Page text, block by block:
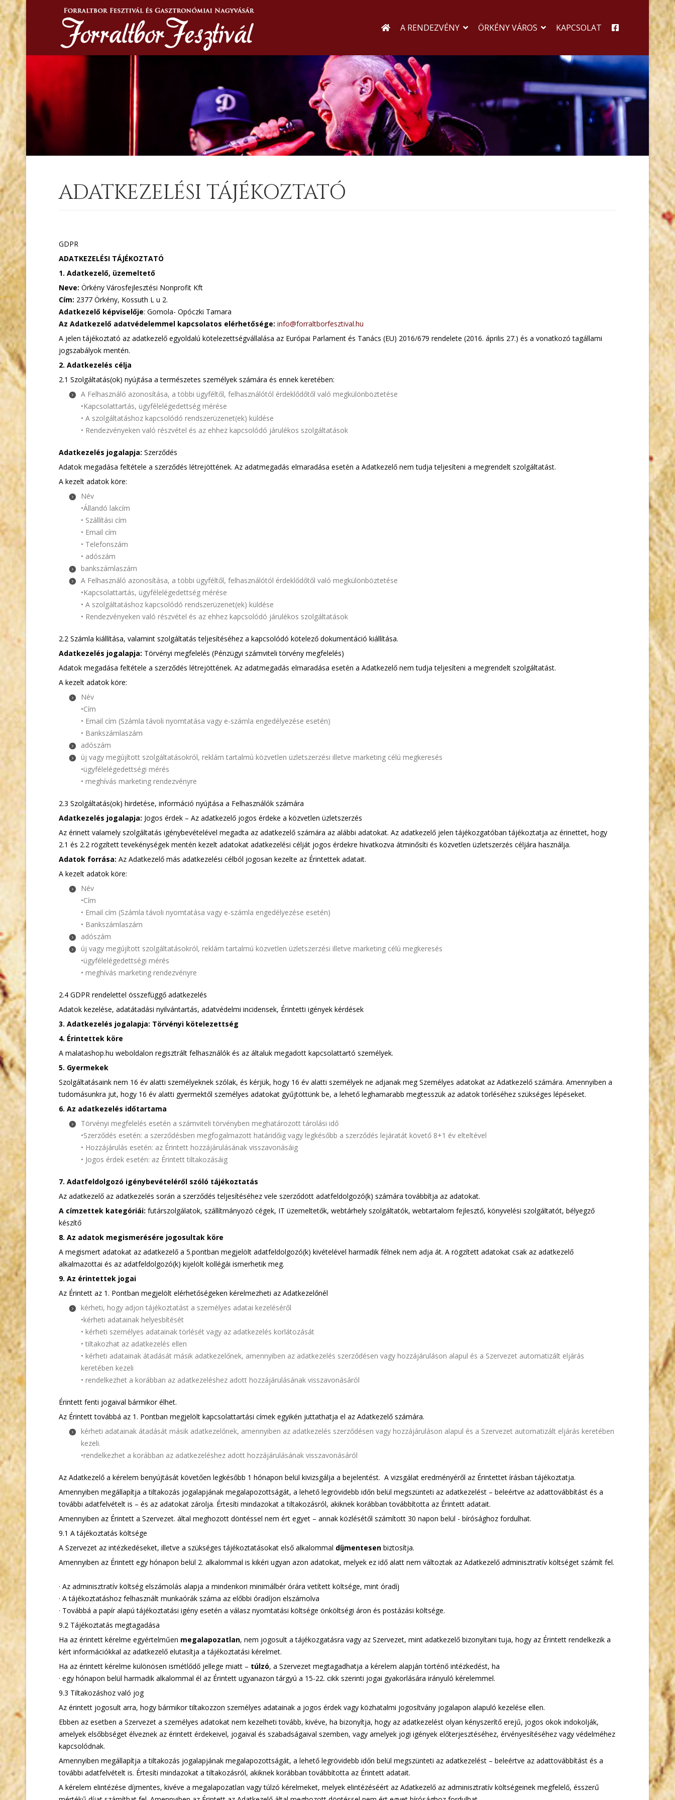
A RENDEZVÉNY ÖRKÉNY VÁROS KAPCSOLAT
ADATKEZELÉSI TÁJÉKOZTATÓ
GDPR
ADATKEZELÉSI TÁJÉKOZTATÓ
1. Adatkezelő, üzemeltető
Neve: Örkény Városfejlesztési Nonprofit Kft
Cím: 2377 Örkény, Kossuth L u 2.
Adatkezelő képviselője: Gomola- Opóczki Tamara
Az Adatkezelő adatvédelemmel kapcsolatos elérhetősége: info@forraltborfesztival.hu
A jelen tájékoztató az adatkezelő egyoldalú kötelezettségvállalása az Európai Parlament és Tanács (EU) 2016/679 rendelete (2016. április 27.) és a vonatkozó tagállami
jogszabályok mentén.
2. Adatkezelés célja
2.1 Szolgáltatás(ok) nyújtása a természetes személyek számára és ennek keretében:
A Felhasználó azonosítása, a többi ügyféltől, felhasználótól érdeklődőtől való megkülönböztetése
•Kapcsolattartás, ügyfélelégedettség mérése
• A szolgáltatáshoz kapcsolódó rendszerüzenet(ek) küldése
• Rendezvényeken való részvétel és az ehhez kapcsolódó járulékos szolgáltatások
Adatkezelés jogalapja: Szerződés
Adatok megadása feltétele a szerződés létrejöttének. Az adatmegadás elmaradása esetén a Adatkezelő nem tudja teljesíteni a megrendelt szolgáltatást.
A kezelt adatok köre:
Név
•Állandó lakcím
• Szállítási cím
• Email cím
• Telefonszám
• adószám
bankszámlaszám
A Felhasználó azonosítása, a többi ügyféltől, felhasználótól érdeklődőtől való megkülönböztetése
•Kapcsolattartás, ügyfélelégedettség mérése
• A szolgáltatáshoz kapcsolódó rendszerüzenet(ek) küldése
• Rendezvényeken való részvétel és az ehhez kapcsolódó járulékos szolgáltatások
2.2 Számla kiállítása, valamint szolgáltatás teljesítéséhez a kapcsolódó kötelező dokumentáció kiállítása.
Adatkezelés jogalapja: Törvényi megfelelés (Pénzügyi számviteli törvény megfelelés)
Adatok megadása feltétele a szerződés létrejöttének. Az adatmegadás elmaradása esetén a Adatkezelő nem tudja teljesíteni a megrendelt szolgáltatást.
A kezelt adatok köre:
Név
•Cím
• Email cím (Számla távoli nyomtatása vagy e-számla engedélyezése esetén)
• Bankszámlaszám
adószám
új vagy megújított szolgáltatásokról, reklám tartalmú közvetlen üzletszerzési illetve marketing célú megkeresés
•ügyfélelégedettségi mérés
• meghívás marketing rendezvényre
2.3 Szolgáltatás(ok) hirdetése, információ nyújtása a Felhasználók számára
Adatkezelés jogalapja: Jogos érdek – Az adatkezelő jogos érdeke a közvetlen üzletszerzés
Az érinett valamely szolgáltatás igénybevételével megadta az adatkezelő számára az alábbi adatokat. Az adatkezelő jelen tájékozgatóban tájékoztatja az érinettet, hogy
2.1 és 2.2 rögzített tevekénységek mentén kezelt adatokat adatkezelési célját jogos érdekre hivatkozva átminősíti és közvetlen üzletszerzés céljára használja.
Adatok forrása: Az Adatkezelő más adatkezelési célból jogosan kezelte az Érintettek adatait.
A kezelt adatok köre:
Név
•Cím
• Email cím (Számla távoli nyomtatása vagy e-számla engedélyezése esetén)
• Bankszámlaszám
adószám
új vagy megújított szolgáltatásokról, reklám tartalmú közvetlen üzletszerzési illetve marketing célú megkeresés
•ügyfélelégedettségi mérés
• meghívás marketing rendezvényre
2.4 GDPR rendelettel összefüggő adatkezelés
Adatok kezelése, adatátadási nyilvántartás, adatvédelmi incidensek, Érintetti igények kérdések
3. Adatkezelés jogalapja: Törvényi kötelezettség
4. Érintettek köre
A malatashop.hu weboldalon regisztrált felhasználók és az általuk megadott kapcsolattartó személyek.
5. Gyermekek
Szolgáltatásaink nem 16 év alatti személyeknek szólak, és kérjük, hogy 16 év alatti személyek ne adjanak meg Személyes adatokat az Adatkezelő számára. Amennyiben a
tudomásunkra jut, hogy 16 év alatti gyermektől személyes adatokat gyűjtöttünk be, a lehető leghamarabb megtesszük az adatok törléséhez szükséges lépéseket.
6. Az adatkezelés időtartama
Törvényi megfelelés esetén a számviteli törvényben meghatározott tárolási idő
•Szerződés esetén: a szerződésben megfogalmazott határidőig vagy legkésőbb a szerződés lejáratát követő 8+1 év elteltével
• Hozzájárulás esetén: az Érintett hozzájárulásának visszavonásáig
• Jogos érdek esetén: az Érintett tiltakozásáig
7. Adatfeldolgozó igénybevételéről szóló tájékoztatás
Az adatkezelő az adatkezelés során a szerződés teljesítéséhez vele szerződött adatfeldolgozó(k) számára továbbítja az adatokat.
A címzettek kategóriái: futárszolgálatok, szállítmányozó cégek, IT üzemeltetők, webtárhely szolgáltatók, webtartalom fejlesztő, könyvelési szolgáltatót, bélyegző
készítő
8. Az adatok megismerésére jogosultak köre
A megismert adatokat az adatkezelő a 5.pontban megjelölt adatfeldolgozó(k) kivételével harmadik félnek nem adja át. A rögzített adatokat csak az adatkezelő
alkalmazottai és az adatfeldolgozó(k) kijelölt kollégái ismerhetik meg.
9. Az érintettek jogai
Az Érintett az 1. Pontban megjelölt elérhetőségeken kérelmezheti az Adatkezelőnél
kérheti, hogy adjon tájékoztatást a személyes adatai kezeléséről
•kérheti adatainak helyesbítését
• kérheti személyes adatainak törlését vagy az adatkezelés korlátozását
• tiltakozhat az adatkezelés ellen
• kérheti adatainak átadását másik adatkezelőnek, amennyiben az adatkezelés szerződésen vagy hozzájáruláson alapul és a Szervezet automatizált eljárás
keretében kezeli
• rendelkezhet a korábban az adatkezeléshez adott hozzájárulásának visszavonásáról
Érintett fenti jogaival bármikor élhet.
Az Érintett továbbá az 1. Pontban megjelölt kapcsolattartási címek egyikén juttathatja el az Adatkezelő számára.
kérheti adatainak átadását másik adatkezelőnek, amennyiben az adatkezelés szerződésen vagy hozzájáruláson alapul és a Szervezet automatizált eljárás keretében
kezeli.
•rendelkezhet a korábban az adatkezeléshez adott hozzájárulásának visszavonásáról
Az Adatkezelő a kérelem benyújtását követően legkésőbb 1 hónapon belül kivizsgálja a bejelentést. A vizsgálat eredményéről az Érintettet írásban tájékoztatja.
Amennyiben megállapítja a tiltakozás jogalapjának megalapozottságát, a lehető legrövidebb időn belül megszünteti az adatkezelést – beleértve az adattovábbítást és a
további adatfelvételt is – és az adatokat zárolja. Értesíti mindazokat a tiltakozásról, akiknek korábban továbbította az Érintett adatait.
Amennyiben az Érintett a Szervezet. által meghozott döntéssel nem ért egyet – annak közlésétől számított 30 napon belül - bírósághoz fordulhat.
9.1 A tájékoztatás költsége
A Szervezet az intézkedéseket, illetve a szükséges tájékoztatásokat első alkalommal díjmentesen biztosítja.
Amennyiben az Érintett egy hónapon belül 2. alkalommal is kikéri ugyan azon adatokat, melyek ez idő alatt nem változtak az Adatkezelő adminisztratív költséget számít fel.
· Az adminisztratív költség elszámolás alapja a mindenkori minimálbér órára vetített költsége, mint óradíj
· A tájékoztatáshoz felhasznált munkaórák száma az előbbi óradíjon elszámolva
· Továbbá a papír alapú tájékoztatási igény esetén a válasz nyomtatási költsége önköltségi áron és postázási költsége.
9.2 Tájékoztatás megtagadása
Ha az érintett kérelme egyértelműen megalapozatlan, nem jogosult a tájékozgatásra vagy az Szervezet, mint adatkezelő bizonyítani tuja, hogy az Érintett rendelkezik a
kért információkkal az adatkezelő elutasítja a tájékoztatási kérelmet.
Ha az érintett kérelme különösen ismétlődő jellege miatt – túlzó, a Szervezet megtagadhatja a kérelem alapján történő intézkedést, ha
· egy hónapon belül harmadik alkalommal él az Érintett ugyanazon tárgyú a 15-22. cikk szerinti jogai gyakorlására irányuló kérelemmel.
9.3 Tiltakozáshoz való jog
Az érintett jogosult arra, hogy bármikor tiltakozzon személyes adatainak a jogos érdek vagy közhatalmi jogosítvány jogalapon alapuló kezelése ellen.
Ebben az esetben a Szervezet a személyes adatokat nem kezelheti tovább, kivéve, ha bizonyítja, hogy az adatkezelést olyan kényszerítő erejű, jogos okok indokolják,
amelyek elsőbbséget élveznek az érintett érdekeivel, jogaival és szabadságaival szemben, vagy amelyek jogi igények előterjesztéséhez, érvényesítéséhez vagy védelméhez
kapcsolódnak.
Amennyiben megállapítja a tiltakozás jogalapjának megalapozottságát, a lehető legrövidebb időn belül megszünteti az adatkezelést – beleértve az adattovábbítást és a
további adatfelvételt is. Értesíti mindazokat a tiltakozásról, akiknek korábban továbbította az Érintett adatait.
A kérelem elintézése díjmentes, kivéve a megalapozatlan vagy túlzó kérelmeket, melyek elintézéséért az Adatkezelő az adminisztratív költségeinek megfelelő, ésszerű